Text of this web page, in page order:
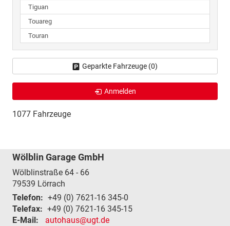
Tiguan
Touareg
Touran
Geparkte Fahrzeuge (0)
Anmelden
1077 Fahrzeuge
Wölblin Garage GmbH
Wölblinstraße 64 - 66
79539 Lörrach
Telefon: +49 (0) 7621-16 345-0
Telefax: +49 (0) 7621-16 345-15
E-Mail:
autohaus@ugt.de